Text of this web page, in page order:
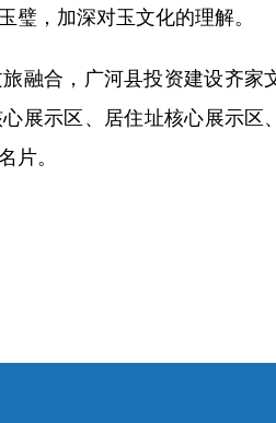
，加深对玉文化的理解。
合，广河县投资建设齐家
展示区、居住址核心展示区
片。